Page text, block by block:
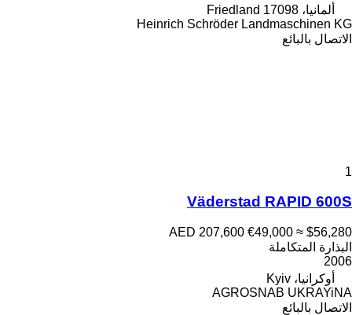
ألمانيا، 17098 Friedland
Heinrich Schröder Landmaschinen KG
الاتصال بالبائع
1
Väderstad RAPID 600S
AED 207,600 €49,000 ≈ $56,280
البذارة المتكاملة
2006
أوكرانيا، Kyiv
AGROSNAB UKRAYiNA
الاتصال بالبائع